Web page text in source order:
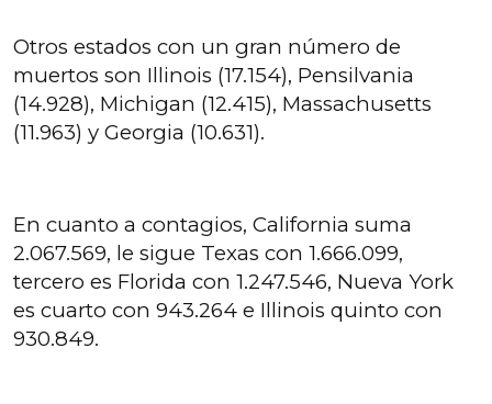
Otros estados con un gran número de
muertos son Illinois (17.154), Pensilvania
(14.928), Michigan (12.415), Massachusetts
(11.963) y Georgia (10.631).
En cuanto a contagios, California suma
2.067.569, le sigue Texas con 1.666.099,
tercero es Florida con 1.247.546, Nueva York
es cuarto con 943.264 e Illinois quinto con
930.849.